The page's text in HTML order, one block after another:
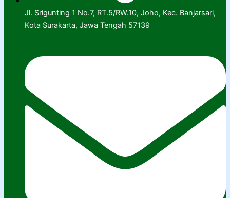
Jl. Srigunting 1 No.7, RT.5/RW.10, Joho, Kec. Banjarsari,
Kota Surakarta, Jawa Tengah 57139